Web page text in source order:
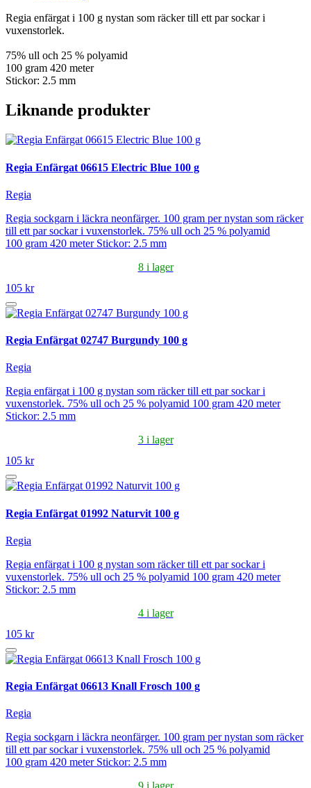
Regia enfärgat i 100 g nystan som räcker till ett par sockar i
vuxenstorlek.
75% ull och 25 % polyamid
100 gram 420 meter
Stickor: 2.5 mm
Liknande produkter
Regia Enfärgat 06615 Electric Blue 100 g
Regia
Regia sockgarn i läckra neonfärger. 100 gram per nystan som räcker
till ett par sockar i vuxenstorlek. 75% ull och 25 % polyamid
100 gram 420 meter Stickor: 2.5 mm
8 i lager
105 kr
Regia Enfärgat 02747 Burgundy 100 g
Regia
Regia enfärgat i 100 g nystan som räcker till ett par sockar i
vuxenstorlek. 75% ull och 25 % polyamid 100 gram 420 meter
Stickor: 2.5 mm
3 i lager
105 kr
Regia Enfärgat 01992 Naturvit 100 g
Regia
Regia enfärgat i 100 g nystan som räcker till ett par sockar i
vuxenstorlek. 75% ull och 25 % polyamid 100 gram 420 meter
Stickor: 2.5 mm
4 i lager
105 kr
Regia Enfärgat 06613 Knall Frosch 100 g
Regia
Regia sockgarn i läckra neonfärger. 100 gram per nystan som räcker
till ett par sockar i vuxenstorlek. 75% ull och 25 % polyamid
100 gram 420 meter Stickor: 2.5 mm